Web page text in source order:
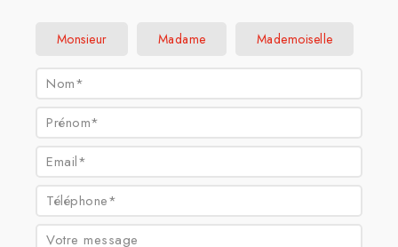
Civilité :
Monsieur Madame Mademoiselle
Nom* :
Prénom* :
Email* :
Téléphone* :
Votre message :